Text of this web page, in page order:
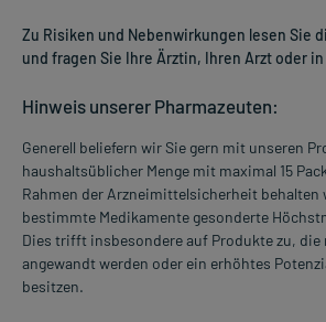
Zu Risiken und Nebenwirkungen lesen Sie
und fragen Sie Ihre Ärztin, Ihren Arzt oder
Hinweis unserer Pharmazeuten:
Generell beliefern wir Sie gern mit unseren
haushaltsüblicher Menge mit maximal 15
Rahmen der Arzneimittelsicherheit behalten
bestimmte Medikamente gesonderte
Dies trifft insbesondere auf Produkte zu,
angewandt werden oder ein erhöhtes
besitzen.